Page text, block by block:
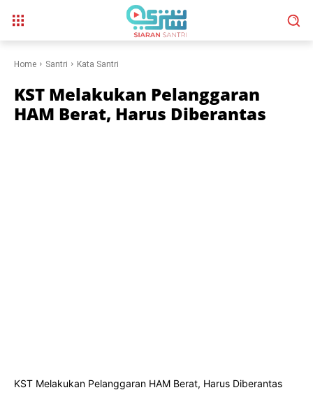
Home Santri Kata Santri
KST Melakukan Pelanggaran
HAM Berat, Harus Diberantas
KST Melakukan Pelanggaran HAM Berat, Harus Diberantas